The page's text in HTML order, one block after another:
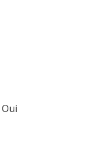
Oui